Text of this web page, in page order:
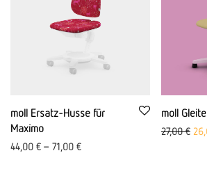
moll Ersatz-Husse für
Maximo
44,00 € – 71,00 €
moll
27,00€